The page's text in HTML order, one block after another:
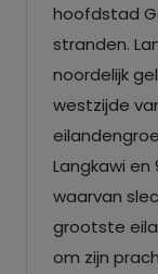
hoofdstad
stranden.
noordelijk
westzijde
Langkawi
waarvan
grootste
om zijn